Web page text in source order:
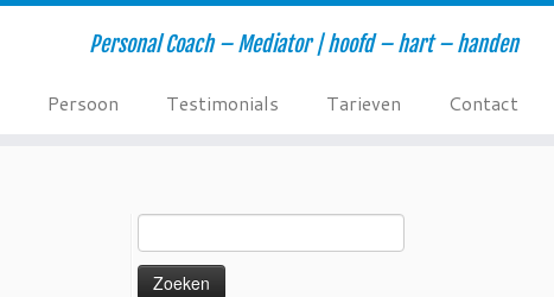
Personal Coach – Mediator | hoofd – hart – handen
Persoon Testimonials Tarieven Contact
naar: